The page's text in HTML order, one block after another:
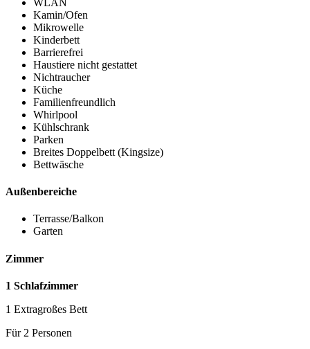
WLAN
Kamin/Ofen
Mikrowelle
Kinderbett
Barrierefrei
Haustiere nicht gestattet
Nichtraucher
Küche
Familienfreundlich
Whirlpool
Kühlschrank
Parken
Breites Doppelbett (Kingsize)
Bettwäsche
Außenbereiche
Terrasse/Balkon
Garten
Zimmer
1 Schlafzimmer
1 Extragroßes Bett
Für 2 Personen